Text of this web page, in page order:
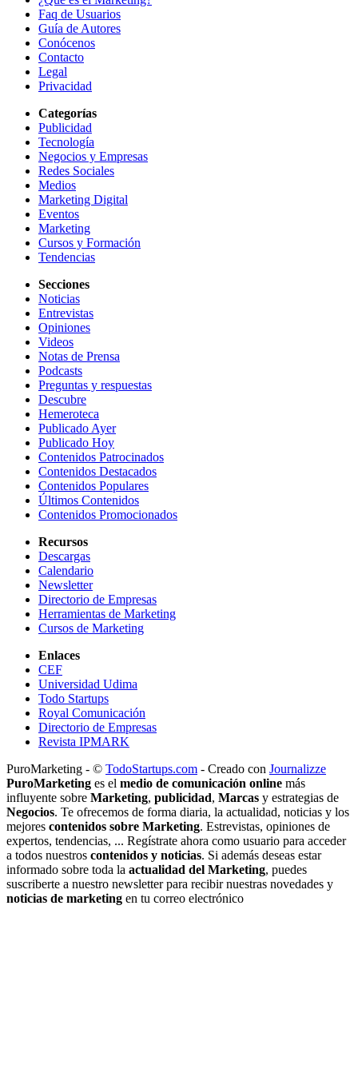
Faq de Usuarios
Guía de Autores
Conócenos
Contacto
Legal
Privacidad
Categorías
Publicidad
Tecnología
Negocios y Empresas
Redes Sociales
Medios
Marketing Digital
Eventos
Marketing
Cursos y Formación
Tendencias
Secciones
Noticias
Entrevistas
Opiniones
Videos
Notas de Prensa
Podcasts
Preguntas y respuestas
Descubre
Hemeroteca
Publicado Ayer
Publicado Hoy
Contenidos Patrocinados
Contenidos Destacados
Contenidos Populares
Últimos Contenidos
Contenidos Promocionados
Recursos
Descargas
Calendario
Newsletter
Directorio de Empresas
Herramientas de Marketing
Cursos de Marketing
Enlaces
CEF
Universidad Udima
Todo Startups
Royal Comunicación
Directorio de Empresas
Revista IPMARK
PuroMarketing - © TodoStartups.com - Creado con Journalizze
PuroMarketing es el medio de comunicación online más
influyente sobre Marketing, publicidad, Marcas y estrategias de
Negocios. Te ofrecemos de forma diaria, la actualidad, noticias y los
mejores contenidos sobre Marketing. Estrevistas, opiniones de
expertos, tendencias, ... Regístrate ahora como usuario para acceder
a todos nuestros contenidos y noticias. Si además deseas estar
informado sobre toda la actualidad del Marketing, puedes
suscriberte a nuestro newsletter para recibir nuestras novedades y
noticias de marketing en tu correo electrónico